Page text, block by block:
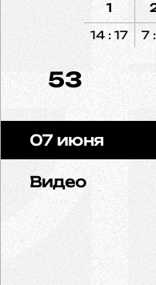
1
14 : 17
7
53
07 июня
Видео